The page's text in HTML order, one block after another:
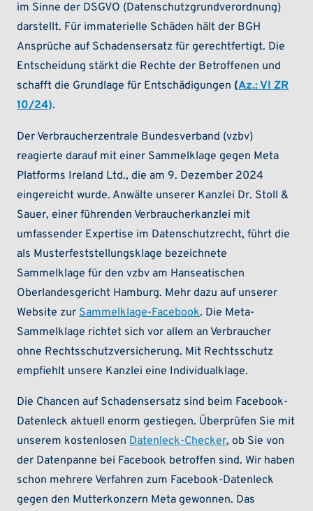
im Sinne der DSGVO (Datenschutzgrundverordnung)
darstellt. Für immaterielle Schäden hält der BGH
Ansprüche auf Schadensersatz für gerechtfertigt. Die
Entscheidung stärkt die Rechte der Betroffenen und
schafft die Grundlage für Entschädigungen (Az.: VI ZR
10/24).
Der Verbraucherzentrale Bundesverband (vzbv)
reagierte darauf mit einer Sammelklage gegen Meta
Platforms Ireland Ltd., die am 9. Dezember 2024
eingereicht wurde. Anwälte unserer Kanzlei Dr. Stoll &
Sauer, einer führenden Verbraucherkanzlei mit
umfassender Expertise im Datenschutzrecht, führt die
als Musterfeststellungsklage bezeichnete
Sammelklage für den vzbv am Hanseatischen
Oberlandesgericht Hamburg. Mehr dazu auf unserer
Website zur Sammelklage-Facebook. Die Meta-
Sammelklage richtet sich vor allem an Verbraucher
ohne Rechtsschutzversicherung. Mit Rechtsschutz
empfiehlt unsere Kanzlei eine Individualklage.
Die Chancen auf Schadensersatz sind beim Facebook-
Datenleck aktuell enorm gestiegen. Überprüfen Sie mit
unserem kostenlosen Datenleck-Checker, ob Sie von
der Datenpanne bei Facebook betroffen sind. Wir haben
schon mehrere Verfahren zum Facebook-Datenleck
gegen den Mutterkonzern Meta gewonnen. Das